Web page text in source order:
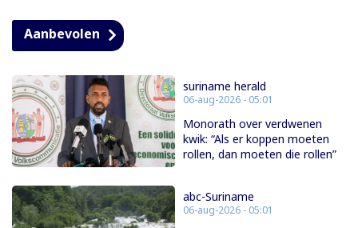
Aanbevolen
suriname herald
06-aug-2026 - 05:01
Monorath over verdwenen
kwik: “Als er koppen moeten
rollen, dan moeten die rollen”
abc-Suriname
06-aug-2026 - 05:01